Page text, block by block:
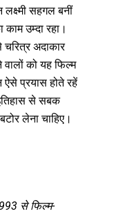
सहगल बनीं
उम्दा रहा।
अदाकार
को यह फिल्म
प्रयास होते रहें
से सबक
लेना चाहिए।
से फिल्म-